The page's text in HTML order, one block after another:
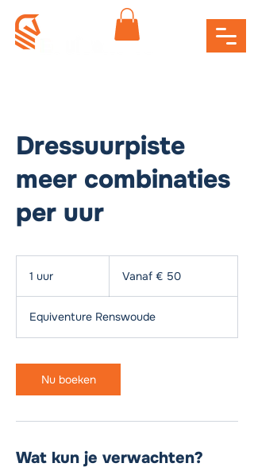
Dressuurpiste
meer combinaties
per uur
1 uur
euroVanaf € 50
Equiventure Renswoude
Nu boeken
Wat kun je verwachten?